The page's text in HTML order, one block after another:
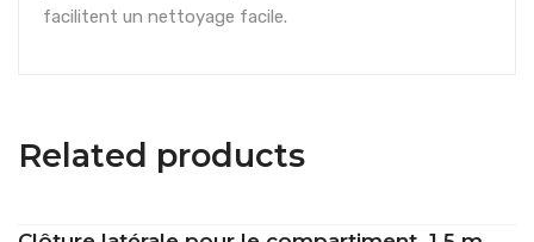
facilitent un nettoyage facile.
Related products